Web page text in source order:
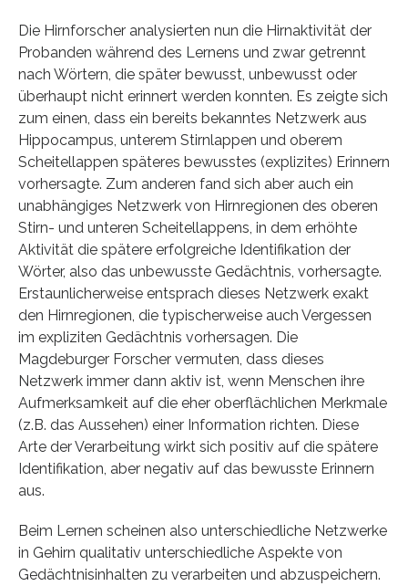
Die Hirnforscher analysierten nun die Hirnaktivität der
Probanden während des Lernens und zwar getrennt
nach Wörtern, die später bewusst, unbewusst oder
überhaupt nicht erinnert werden konnten. Es zeigte sich
zum einen, dass ein bereits bekanntes Netzwerk aus
Hippocampus, unterem Stirnlappen und oberem
Scheitellappen späteres bewusstes (explizites) Erinnern
vorhersagte. Zum anderen fand sich aber auch ein
unabhängiges Netzwerk von Hirnregionen des oberen
Stirn- und unteren Scheitellappens, in dem erhöhte
Aktivität die spätere erfolgreiche Identifikation der
Wörter, also das unbewusste Gedächtnis, vorhersagte.
Erstaunlicherweise entsprach dieses Netzwerk exakt
den Hirnregionen, die typischerweise auch Vergessen
im expliziten Gedächtnis vorhersagen. Die
Magdeburger Forscher vermuten, dass dieses
Netzwerk immer dann aktiv ist, wenn Menschen ihre
Aufmerksamkeit auf die eher oberflächlichen Merkmale
(z.B. das Aussehen) einer Information richten. Diese
Arte der Verarbeitung wirkt sich positiv auf die spätere
Identifikation, aber negativ auf das bewusste Erinnern
aus.
Beim Lernen scheinen also unterschiedliche Netzwerke
in Gehirn qualitativ unterschiedliche Aspekte von
Gedächtnisinhalten zu verarbeiten und abzuspeichern.